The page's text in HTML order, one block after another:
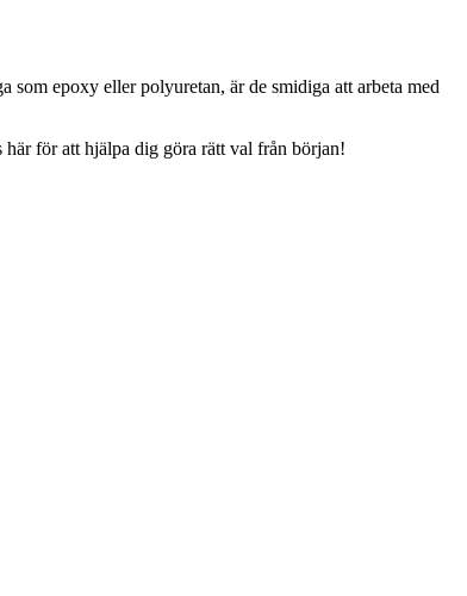
epoxy eller polyuretan, är de smidiga att arbeta med
för att hjälpa dig göra rätt val från början!